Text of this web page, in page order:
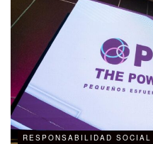
RESPONSABILIDAD SOCIAL